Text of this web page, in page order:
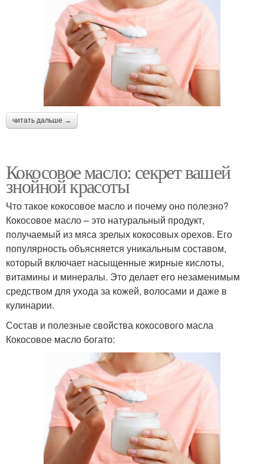
читать дальше →
Кокосовое масло: секрет вашей
знойной красоты
Что такое кокосовое масло и почему оно полезно?
Кокосовое масло – это натуральный продукт,
получаемый из мяса зрелых кокосовых орехов. Его
популярность объясняется уникальным составом,
который включает насыщенные жирные кислоты,
витамины и минералы. Это делает его незаменимым
средством для ухода за кожей, волосами и даже в
кулинарии.
Состав и полезные свойства кокосового масла
Кокосовое масло богато: